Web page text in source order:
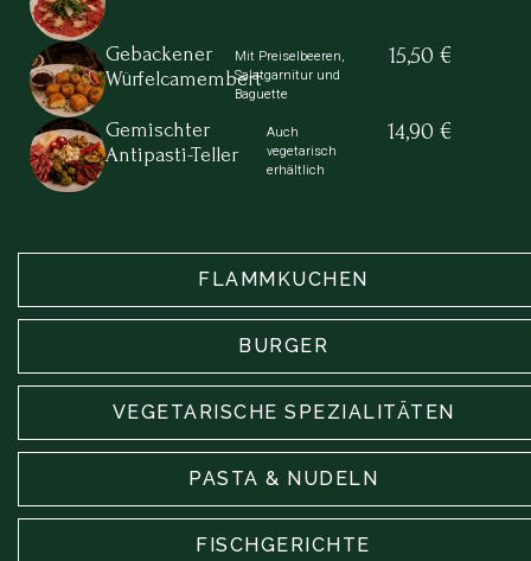
FLAMMKUCHEN
BURGER
VEGETARISCHE SPEZIALITÄTEN
PASTA & NUDELN
FISCHGERICHTE
Gebackener
Würfelcamembert
Mit Preiselbeeren,
Salatgarnitur und
Baguette
15,50 €
Gemischter
Antipasti-Teller
Auch
vegetarisch
erhältlich
14,90 €